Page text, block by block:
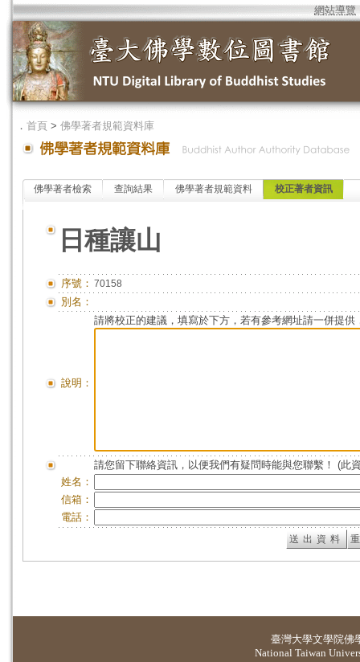
網站導覽
． 首頁 > 佛學著者規範資料庫
佛學著者檢索 查詢結果 佛學著者規範資料 校正著者資訊
日種讓山
序號： 70158
別名：
說明：
請將校正的建議，填寫於下方，若有參考網址請一併提供
請您留下聯絡資訊，以便我們有疑問時能與您聯繫！ (此
姓名：
信箱：
電話：
臺灣大學文學院佛
National Taiwan